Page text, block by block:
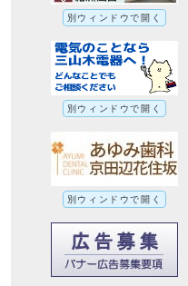
別ウィンドウで開く
別ウィンドウで開く
別ウィンドウで開く